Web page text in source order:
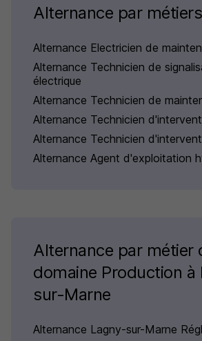
Alternance par
Alternance Electricien de
Alternance Technicien de
électrique
Alternance Technicien de
Alternance Technicien
Alternance Technicien
Alternance Agent d'exploitation
Alternance par métier
domaine Production à
sur-Marne
Alternance Lagny-sur-Marne